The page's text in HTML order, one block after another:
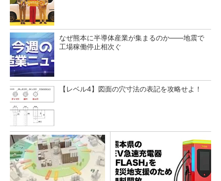
なぜ熊本に半導体産業が集まるのか――地震で
工場稼働停止相次ぐ
【レベル4】図面の穴寸法の表記を攻略せよ！